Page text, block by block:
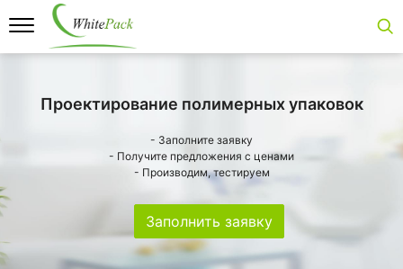
Проектирование полимерных упаковок
- Заполните заявку
- Получите предложения с ценами
- Производим, тестируем
Заполнить заявку